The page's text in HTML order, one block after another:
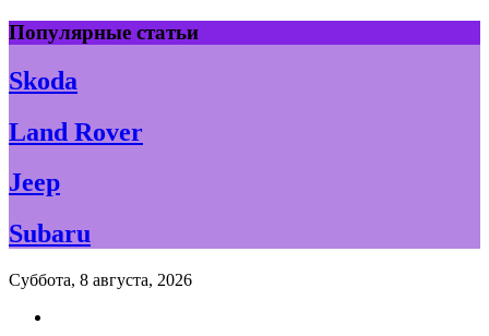
Skip
to
content
Популярные статьи
Skoda
Land Rover
Jeep
Subaru
Суббота, 8 августа, 2026